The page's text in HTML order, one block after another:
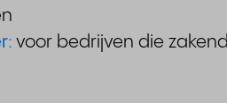
voor bedrijven die